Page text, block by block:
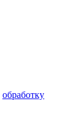
обработку